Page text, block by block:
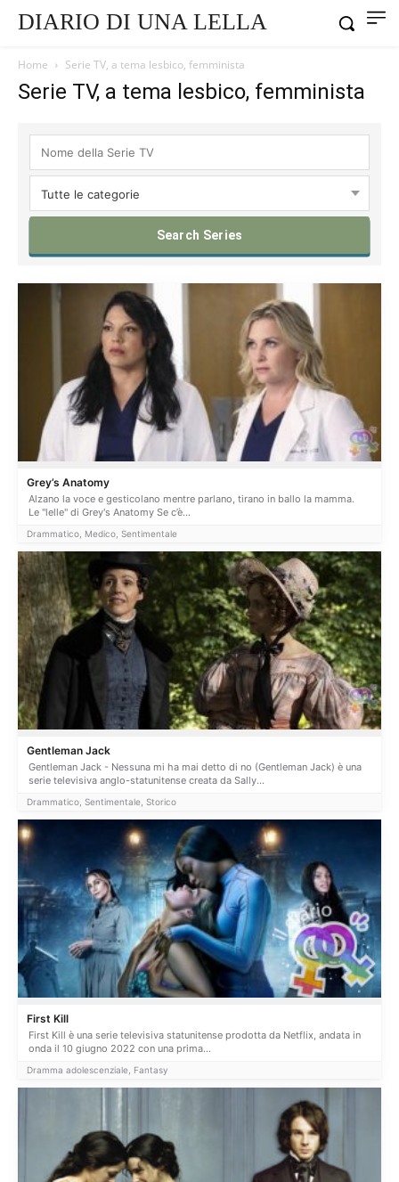
DIARIO DI UNA LELLA
Home Serie TV, a tema lesbico, femminista
Serie TV, a tema lesbico, femminista
Grey’s Anatomy
Alzano la voce e gesticolano mentre parlano, tirano in ballo la mamma.
Le "lelle" di Grey's Anatomy Se c’è...
Drammatico, Medico, Sentimentale
Gentleman Jack
Gentleman Jack - Nessuna mi ha mai detto di no (Gentleman Jack) è una
serie televisiva anglo-statunitense creata da Sally...
Drammatico, Sentimentale, Storico
First Kill
First Kill è una serie televisiva statunitense prodotta da Netflix, andata in
onda il 10 giugno 2022 con una prima...
Dramma adolescenziale, Fantasy